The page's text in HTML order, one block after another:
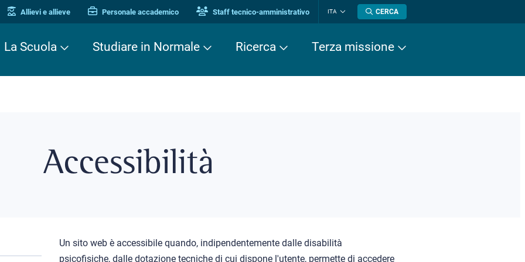
Allievi e allieve Personale accademico Staff tecnico-amministrativo ITA
lingua
CERCA
La Scuola Studiare in Normale Ricerca Terza missione
Accessibilità
Un sito web è accessibile quando, indipendentemente dalle disabilità
psicofisiche, dalle dotazione tecniche di cui dispone l'utente, permette di accedere